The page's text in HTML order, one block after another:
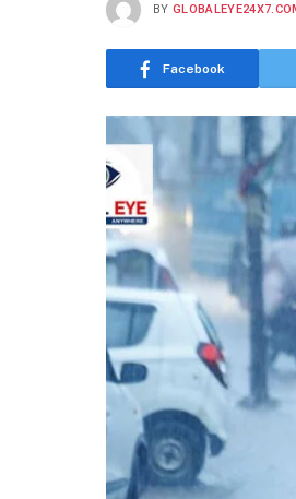
BY
Facebook